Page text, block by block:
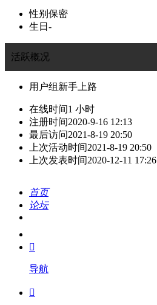
性别 保密
生日 -
活跃概况
用户组 新手上路
在线时间1 小时
注册时间2020-9-16 12:13
最后访问2021-8-19 20:50
上次活动时间2021-8-19 20:50
上次发表时间2020-12-11 17:26
首页
论坛
我的

导航
